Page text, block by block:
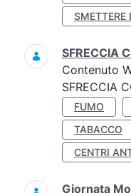
SMETTERE
SFRECCIA
Contenuto
SFRECCIA
FUMO
TABACCO
CENTRI
Giornata